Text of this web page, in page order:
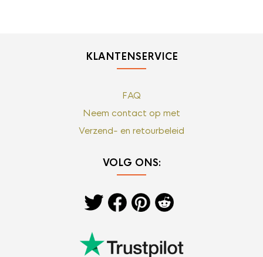
KLANTENSERVICE
FAQ
Neem contact op met
Verzend- en retourbeleid
VOLG ONS: